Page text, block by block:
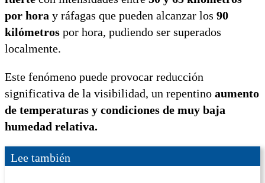
por hora y ráfagas que pueden alcanzar los 90
kilómetros por hora, pudiendo ser superados
localmente.
Este fenómeno puede provocar reducción
significativa de la visibilidad, un repentino aumento
de temperaturas y condiciones de muy baja
humedad relativa.
Lee también